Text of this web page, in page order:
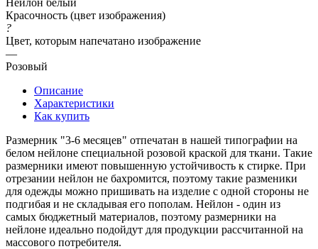
Красочность (цвет изображения)
?
Цвет, которым напечатано изображение
—
Розовый
Описание
Характеристики
Как купить
Размерник "3-6 месяцев" отпечатан в нашей типографии на
белом нейлоне специальной розовой краской для ткани. Такие
размерники имеют повышенную устойчивость к стирке. При
отрезании нейлон не бахромится, поэтому такие разменики
для одежды можно пришивать на изделие с одной стороны не
подгибая и не складывая его пополам. Нейлон - один из
самых бюджетный материалов, поэтому размерники на
нейлоне идеально подойдут для продукции рассчитанной на
массового потребителя.